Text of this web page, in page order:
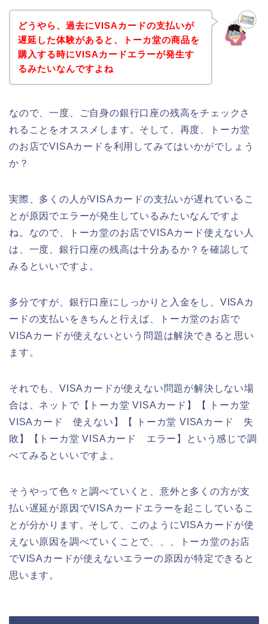
どうやら、過去にVISAカードの支払いが
遅延した体験があると、トーカ堂の商品を
購入する時にVISAカードエラーが発生す
るみたいなんですよね
なので、一度、ご自身の銀行口座の残高をチェックさ
れることをオススメします。そして、再度、トーカ堂
のお店でVISAカードを利用してみてはいかがでしょう
か？
実際、多くの人がVISAカードの支払いが遅れているこ
とが原因でエラーが発生しているみたいなんですよ
ね。なので、トーカ堂のお店でVISAカード使えない人
は、一度、銀行口座の残高は十分あるか？を確認して
みるといいですよ。
多分ですが、銀行口座にしっかりと入金をし、VISAカ
ードの支払いをきちんと行えば、トーカ堂のお店で
VISAカードが使えないという問題は解決できると思い
ます。
それでも、VISAカードが使えない問題が解決しない場
合は、ネットで【トーカ堂 VISAカード】【 トーカ堂
VISAカード 使えない】【 トーカ堂 VISAカード 失
敗】【トーカ堂 VISAカード エラー】という感じで調
べてみるといいですよ。
そうやって色々と調べていくと、意外と多くの方が支
払い遅延が原因でVISAカードエラーを起こしているこ
とが分かります。そして、このようにVISAカードが使
えない原因を調べていくことで、、、トーカ堂のお店
でVISAカードが使えないエラーの原因が特定できると
思います。